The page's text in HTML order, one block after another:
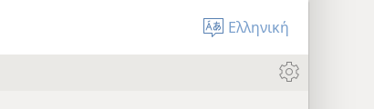
Ελληνική